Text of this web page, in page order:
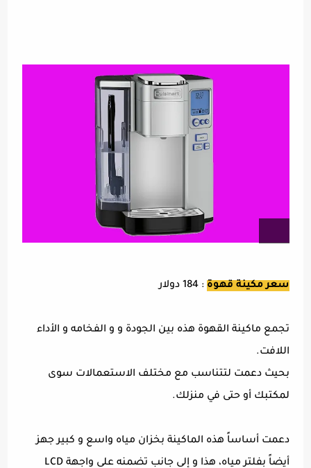
سعر مكينة قهوة : 184 دولار
تجمع ماكينة القهوة هذه بين الجودة و و الفخامه و الأداء
اللافت.
بحيث دعمت لتتناسب مع مختلف الاستعمالات سوى
لمكتبك أو حتى في منزلك.
دعمت أساساً هذه الماكينة بخزان مياه واسع و كبير جهز
أيضاً بفلتر مياه، هذا و إلى جانب تضمنه على واجهة LCD